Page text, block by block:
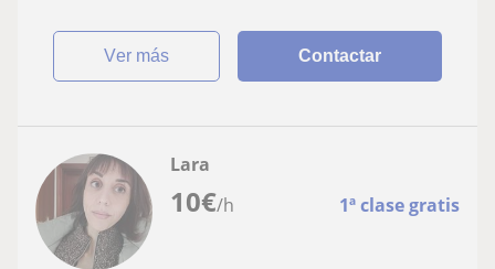
ver más Contactar
10€/h 1ª clase gratis
Lara